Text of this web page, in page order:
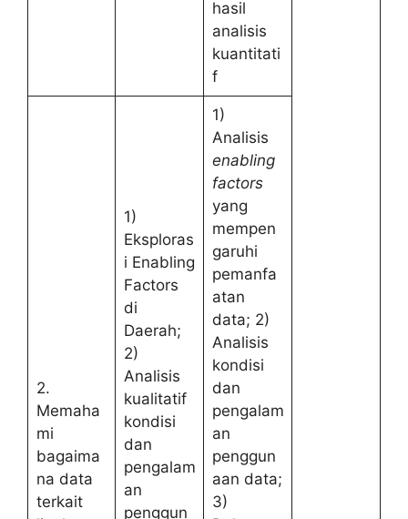
hasil
analisis
kuantitati
f
2.
Memaha
mi
bagaima
na data
terkait
1)
Eksploras
i Enabling
Factors
di
Daerah;
2)
Analisis
kualitatif
kondisi
dan
pengalam
an
penggun
1)
Analisis
enabling
factors
yang
mempen
garuhi
pemanfa
atan
data; 2)
Analisis
kondisi
dan
pengalam
an
penggun
aan data;
3)